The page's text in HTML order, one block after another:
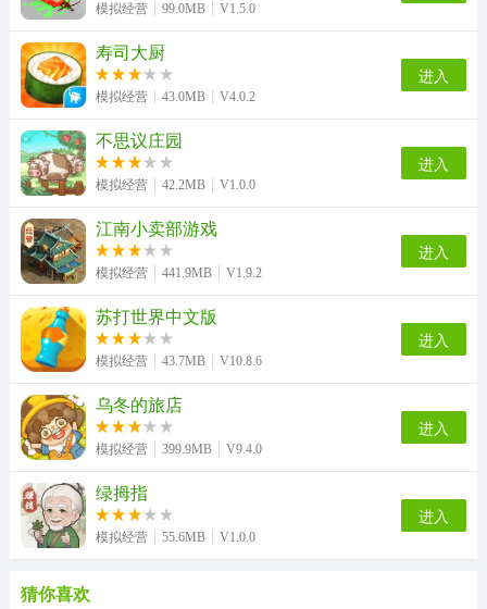
模拟经营 99.0MB V1.5.0
寿司大厨
模拟经营 43.0MB V4.0.2
进入
不思议庄园
模拟经营 42.2MB V1.0.0
进入
江南小卖部游戏
模拟经营 441.9MB V1.9.2
进入
苏打世界中文版
模拟经营 43.7MB V10.8.6
进入
乌冬的旅店
模拟经营 399.9MB V9.4.0
进入
绿拇指
模拟经营 55.6MB V1.0.0
进入
猜你喜欢